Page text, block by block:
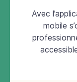
Avec
mobile